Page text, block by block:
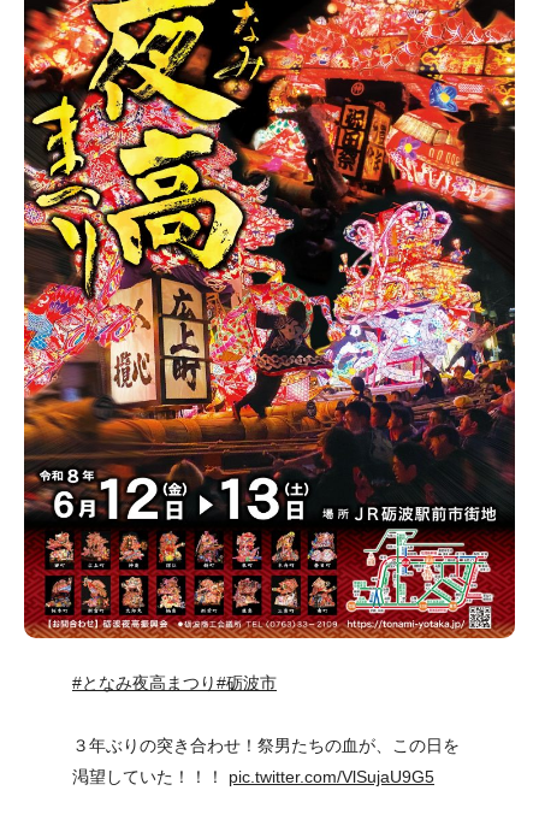
#となみ夜高まつり#砺波市
３年ぶりの突き合わせ！祭男たちの血が、この日を
渇望していた！！！ pic.twitter.com/VlSujaU9G5